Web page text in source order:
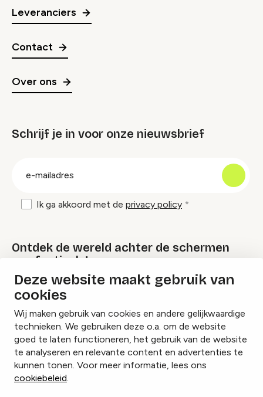
Deze website maakt gebruik van
cookies
Wij maken gebruik van cookies en andere gelijkwaardige
technieken. We gebruiken deze o.a. om de website
goed te laten functioneren, het gebruik van de website
te analyseren en relevante content en advertenties te
kunnen tonen. Voor meer informatie, lees ons
cookiebeleid.
Leveranciers
Contact
Over ons
Schrijf je in voor onze nieuwsbrief
Ik ga akkoord met de privacy policy
Ontdek de wereld achter de schermen
van festivals!
Lees onze Festival Specials
InstagramFacebookLinkedIn